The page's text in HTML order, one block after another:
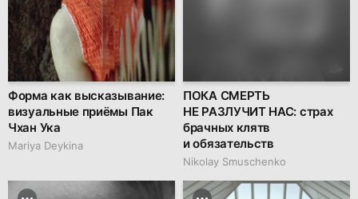
Форма как высказывание:
визуальные приёмы Пак
Чхан Ука
Mariya Deykina
ПОКА СМЕРТЬ
НЕ РАЗЛУЧИТ НАС: страх
брачных клятв
и обязательств
Nikolay Smuschenko